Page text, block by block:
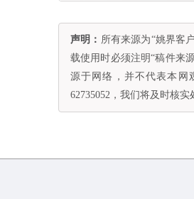
声明： 所有来源为“姚界客
载使用时必须注明“稿件来
源于网络，并不代表本网
62735052，我们将及时核实